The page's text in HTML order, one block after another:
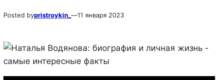
Posted bypristroykin_ —11 января 2023